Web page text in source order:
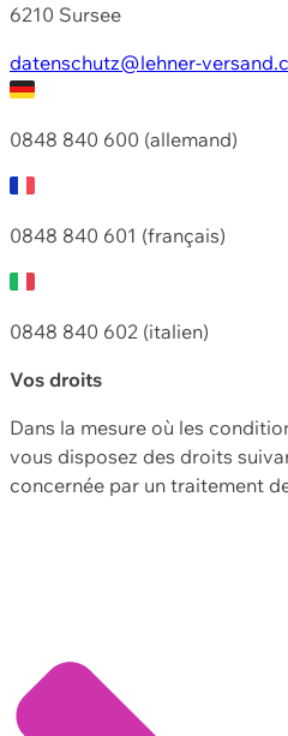
6210 Sursee
datenschutz@lehner-
0848 840 600 (allemand)
0848 840 601 (français)
0848 840 602 (italien)
Vos droits
Dans la mesure où les
vous disposez des droits
concernée par un traitement